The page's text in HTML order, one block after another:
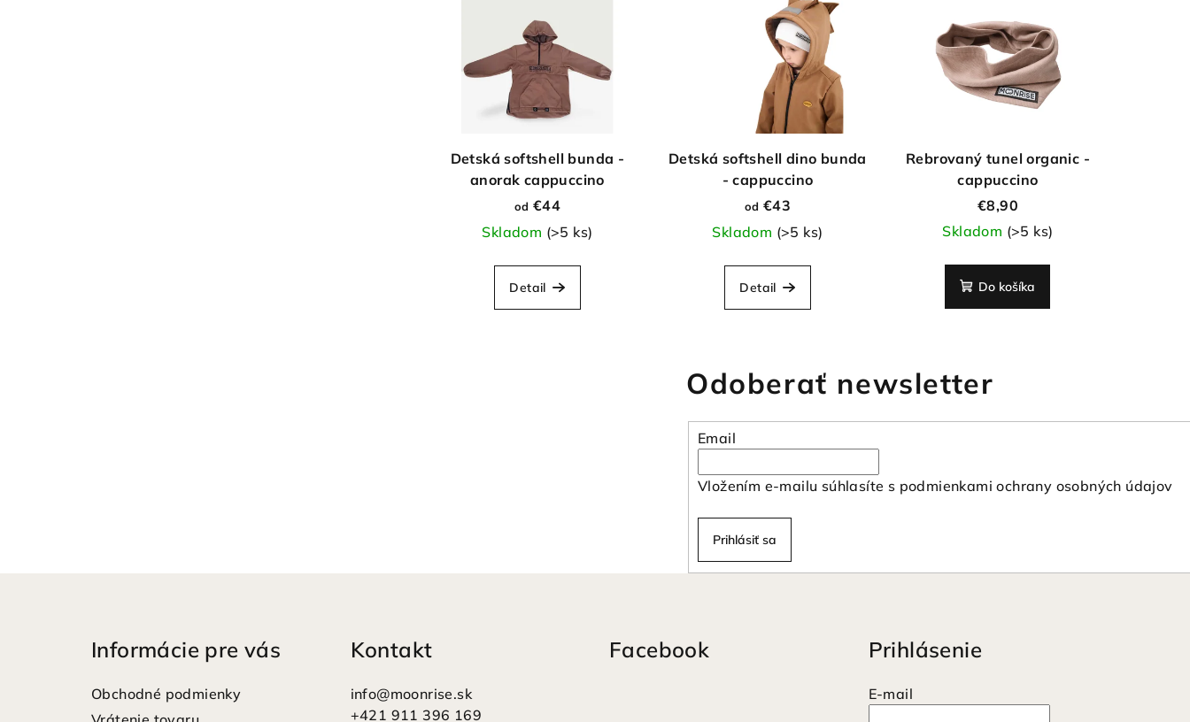
Detská softshell bunda -
anorak cappuccino
od €44
Skladom (>5 ks)
Detail
Detská softshell dino bunda
- cappuccino
od €43
Skladom (>5 ks)
Detail
Rebrovaný tunel organic -
cappuccino
€8,90
Skladom (>5 ks)
Do košíka
Odoberať newsletter
Email
Vložením e-mailu súhlasíte s podmienkami ochrany osobných údajov
Prihlásiť sa
Informácie pre vás
Obchodné podmienky
Kontakt
info@moonrise.sk
+421 911 396 169
Facebook Prihlásenie
E-mail